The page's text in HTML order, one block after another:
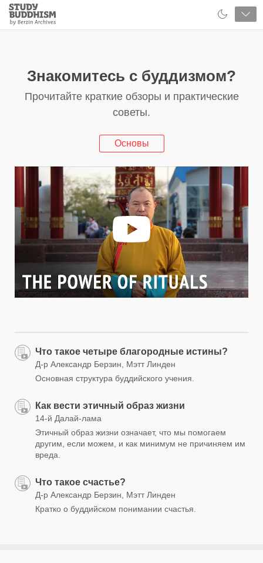
Close
Study
Buddhism
Знакомитесь с буддизмом?
Прочитайте краткие обзоры и практические
советы.
Основы
Что такое четыре благородные истины?
Д-р Александр Берзин, Мэтт Линден
Основная структура буддийского учения.
Как вести этичный образ жизни
14-й Далай-лама
Этичный образ жизни означает, что мы помогаем
другим, если можем, и как минимум не причиняем им
вреда.
Что такое счастье?
Д-р Александр Берзин, Мэтт Линден
Кратко о буддийском понимании счастья.